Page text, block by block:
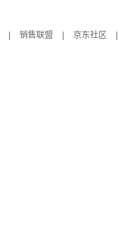
销售联盟 京东社区